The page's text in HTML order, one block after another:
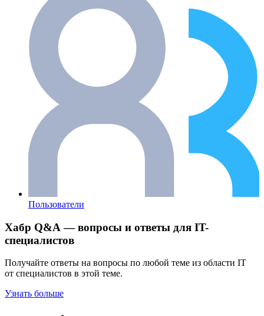
Пользователи
Хабр Q&A — вопросы и ответы для IT-
специалистов
Получайте ответы на вопросы по любой теме из области IT
от специалистов в этой теме.
Узнать больше